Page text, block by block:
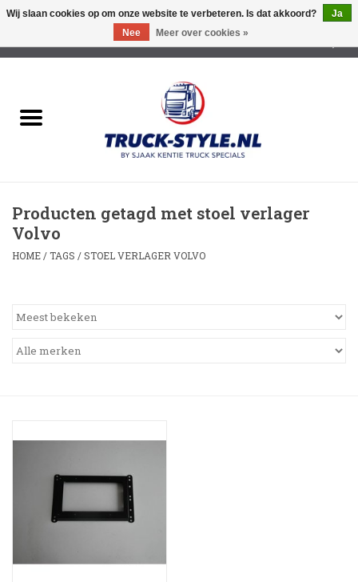
Lichtreclame Led
Led Triple Sign
Zonnekleppen
Dakrek /Imperiaal
Bumper Spoilers
Stoel Verlagen
Klompen
Producten getagd met stoel verlager
Volvo
HOME /TAGS /STOEL VERLAGER VOLVO
Wij slaan cookies op om onze website te verbeteren. Is dat akkoord?
Ja
Nee
Meer over cookies »